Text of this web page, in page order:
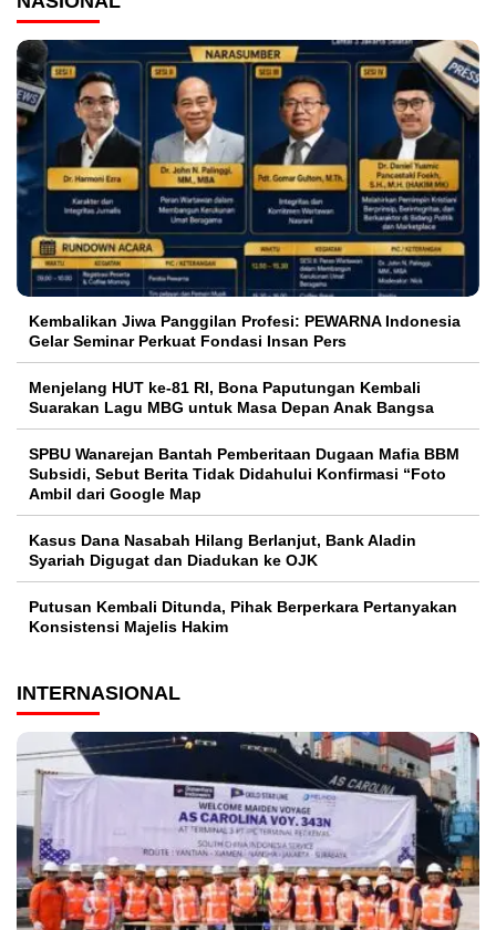
Kembalikan Jiwa Panggilan Profesi: PEWARNA Indonesia
Gelar Seminar Perkuat Fondasi Insan Pers
Menjelang HUT ke-81 RI, Bona Paputungan Kembali
Suarakan Lagu MBG untuk Masa Depan Anak Bangsa
SPBU Wanarejan Bantah Pemberitaan Dugaan Mafia BBM
Subsidi, Sebut Berita Tidak Didahului Konfirmasi “Foto
Ambil dari Google Map
Kasus Dana Nasabah Hilang Berlanjut, Bank Aladin
Syariah Digugat dan Diadukan ke OJK
Putusan Kembali Ditunda, Pihak Berperkara Pertanyakan
Konsistensi Majelis Hakim
INTERNASIONAL